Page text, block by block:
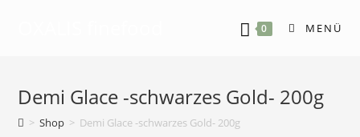
0 MENÜ
Demi Glace -schwarzes Gold- 200g
> Shop > Demi Glace -schwarzes Gold- 200g